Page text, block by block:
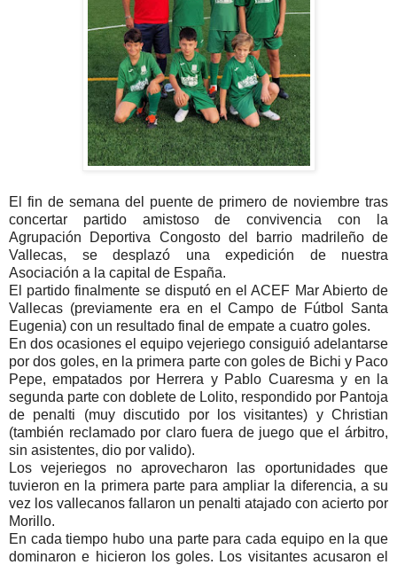
El fin de semana del puente de primero de noviembre tras
concertar partido amistoso de convivencia con la
Agrupación Deportiva Congosto del barrio madrileño de
Vallecas, se desplazó una expedición de nuestra
Asociación a la capital de España.
El partido finalmente se disputó en el ACEF Mar Abierto de
Vallecas (previamente era en el Campo de Fútbol Santa
Eugenia) con un resultado final de empate a cuatro goles.
En dos ocasiones el equipo vejeriego consiguió adelantarse
por dos goles, en la primera parte con goles de Bichi y Paco
Pepe, empatados por Herrera y Pablo Cuaresma y en la
segunda parte con doblete de Lolito, respondido por Pantoja
de penalti (muy discutido por los visitantes) y Christian
(también reclamado por claro fuera de juego que el árbitro,
sin asistentes, dio por valido).
Los vejeriegos no aprovecharon las oportunidades que
tuvieron en la primera parte para ampliar la diferencia, a su
vez los vallecanos fallaron un penalti atajado con acierto por
Morillo.
En cada tiempo hubo una parte para cada equipo en la que
dominaron e hicieron los goles. Los visitantes acusaron el